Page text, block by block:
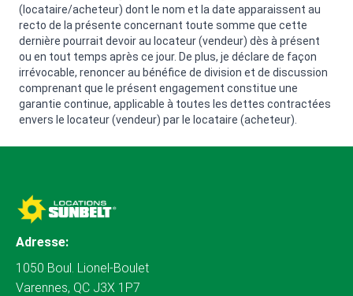
(locataire/acheteur) dont le nom et la date apparaissent au
recto de la présente concernant toute somme que cette
dernière pourrait devoir au locateur (vendeur) dès à présent
ou en tout temps après ce jour. De plus, je déclare de façon
irrévocable, renoncer au bénéfice de division et de discussion
comprenant que le présent engagement constitue une
garantie continue, applicable à toutes les dettes contractées
envers le locateur (vendeur) par le locataire (acheteur).
Adresse:
1050 Boul. Lionel-Boulet
Varennes, QC J3X 1P7